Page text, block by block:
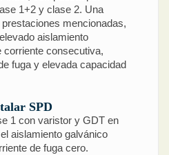
1+2 y clase 2. Una
mencionadas,
aislamiento
corriente consecutiva,
fuga y elevada capacidad
SPD
1 con varistor y GDT en
aislamiento galvánico
de fuga cero.